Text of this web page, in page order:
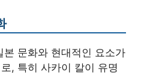
문화와 현대적인 요소가
, 특히 사카이 칼이 유명